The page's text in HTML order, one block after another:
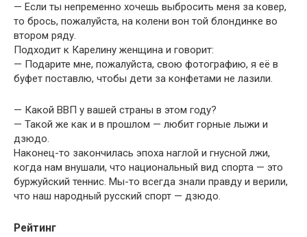
— Если ты непременно хочешь выбросить меня за ковер,
то брось, пожалуйста, на колени вон той блондинке во
втором ряду.
Подходит к Карелину женщина и говорит:
— Подарите мне, пожалуйста, свою фотографию, я её в
буфет поставлю, чтобы дети за конфетами не лазили.
— Какой ВВП у вашей страны в этом году?
— Такой же как и в прошлом — любит горные лыжи и
дзюдо.
Наконец-то закончилась эпоха наглой и гнусной лжи,
когда нам внушали, что национальный вид спорта — это
буржуйский теннис. Мы-то всегда знали правду и верили,
что наш народный русский спорт — дзюдо.
Рейтинг